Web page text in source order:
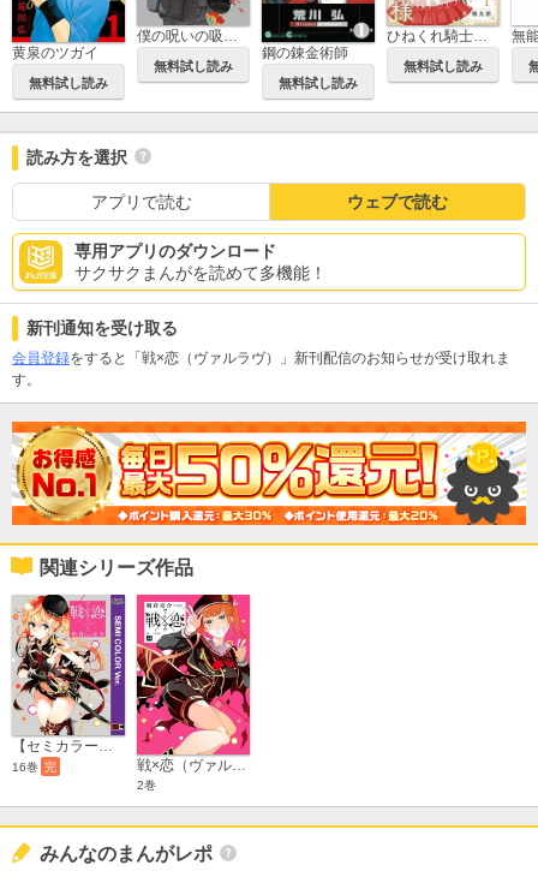
黄泉のツガイ
無料試し読み
僕の呪いの吸血姫
無料試し読み
鋼の錬金術師
無料試し読み
ひねくれ騎士とふわふわ姫様 古城暮らしと小さなおうち
無料試し読み
無
読み方を選択
アプリで読む ウェブで読む
専用アプリのダウンロード
サクサクまんがを読めて多機能！
新刊通知を受け取る
会員登録をすると「戦×恋（ヴァルラヴ）」新刊配信のお知らせが受け取れま
す。
関連シリーズ作品
16巻 完 戦×恋（ヴァルラヴ） 特装版
2巻
みんなのまんがレポ